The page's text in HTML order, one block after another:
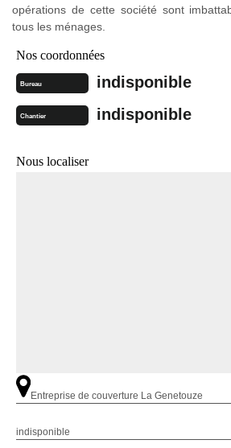
opérations de cette société sont
tous les ménages.
Nos coordonnées
Bureau indisponible
Chantier indisponible
Nous localiser
Entreprise de couverture La Genetouze
indisponible